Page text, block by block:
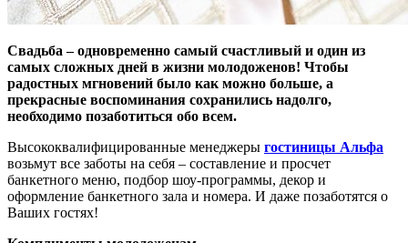
Свадьба – одновременно самый счастливый и один из
самых сложных дней в жизни молодоженов! Чтобы
радостных мгновений было как можно больше, а
прекрасные воспоминания сохранились надолго,
необходимо позаботиться обо всем.
Высококвалифицированные менеджеры гостиницы Альфа
возьмут все заботы на себя – составление и просчет
банкетного меню, подбор шоу-программы, декор и
оформление банкетного зала и номера. И даже позаботятся о
Ваших гостях!